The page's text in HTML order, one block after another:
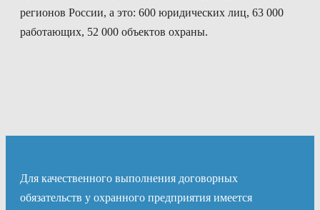
регионов России, а это: 600 юридических лиц, 63 000
работающих, 52 000 объектов охраны.
Для качественного выполнения договорных
обязательств у охранного предприятия имеется